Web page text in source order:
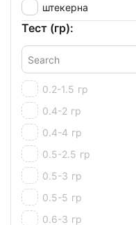
штекерна
Тест (гр):
0.2-1.5 гр
0.4-2 гр
0.4-4 гр
0.5-2.5 гр
0.5-3 гр
0.5-5 гр
0.6-3 гр